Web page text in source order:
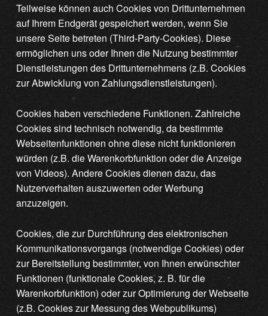
Teilweise können auch Cookies von Drittunternehmen
auf Ihrem Endgerät gespeichert werden, wenn Sie
unsere Seite betreten (Third-Party-Cookies). Diese
ermöglichen uns oder Ihnen die Nutzung bestimmter
Dienstleistungen des Drittunternehmens (z.B. Cookies
zur Abwicklung von Zahlungsdienstleistungen).
Cookies haben verschiedene Funktionen. Zahlreiche
Cookies sind technisch notwendig, da bestimmte
Webseitenfunktionen ohne diese nicht funktionieren
würden (z.B. die Warenkorbfunktion oder die Anzeige
von Videos). Andere Cookies dienen dazu, das
Nutzerverhalten auszuwerten oder Werbung
anzuzeigen.
Cookies, die zur Durchführung des elektronischen
Kommunikationsvorgangs (notwendige Cookies) oder
zur Bereitstellung bestimmter, von Ihnen erwünschter
Funktionen (funktionale Cookies, z. B. für die
Warenkorbfunktion) oder zur Optimierung der Webseite
(z.B. Cookies zur Messung des Webpublikums)